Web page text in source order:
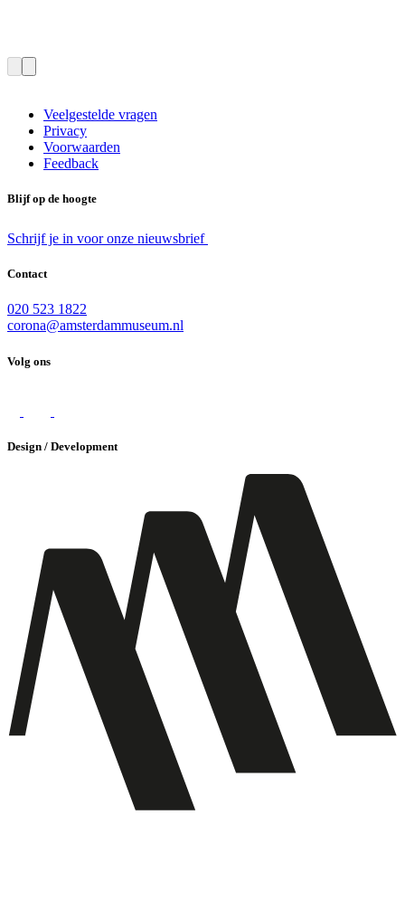
Veelgestelde vragen
Privacy
Voorwaarden
Feedback
Blijf op de hoogte
Schrijf je in voor onze nieuwsbrief
Contact
020 523 1822
corona@amsterdammuseum.nl
Volg ons
Design / Development